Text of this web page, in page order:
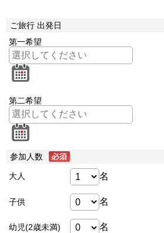
ご旅行 出発日
第一希望
第二希望
参加人数
大人 名
子供 名
幼児(2歳未満) 名